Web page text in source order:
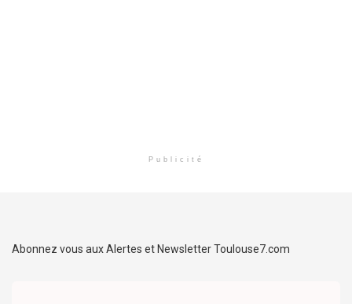
Publicité
Abonnez vous aux Alertes et Newsletter Toulouse7.com